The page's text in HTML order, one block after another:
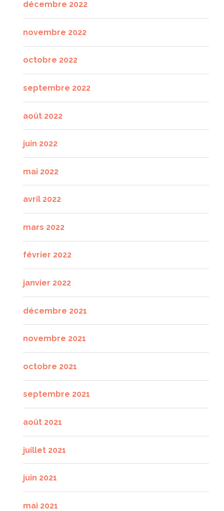
décembre 2022
novembre 2022
octobre 2022
septembre 2022
août 2022
juin 2022
mai 2022
avril 2022
mars 2022
février 2022
janvier 2022
décembre 2021
novembre 2021
octobre 2021
septembre 2021
août 2021
juillet 2021
juin 2021
mai 2021